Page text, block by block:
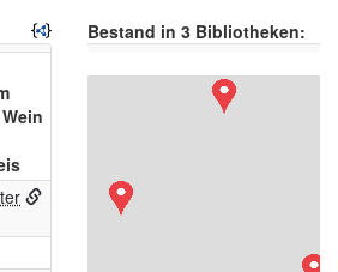
Bestand in 3 Bibliotheken: